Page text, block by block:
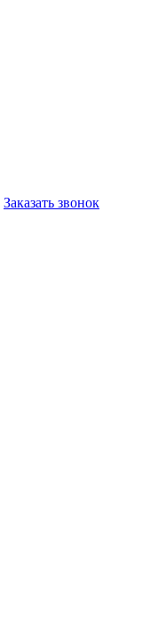
Заказать звонок